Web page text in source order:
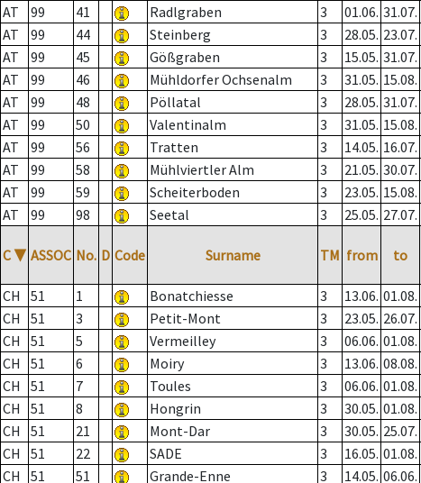
AT
99 41 Radlgraben 3 01.06. 31.07.
AT
99 44 Steinberg 3 28.05. 23.07.
AT
99 45 Gößgraben 3 15.05. 31.07.
AT
99 46 Mühldorfer Ochsenalm 3 31.05. 15.08.
AT
99 48 Pöllatal 3 28.05. 31.07.
AT
99 50 Valentinalm 3 31.05. 15.08.
AT
99 56 Tratten 3 14.05. 16.07.
AT
99 58 Mühlviertler Alm 3 21.05. 30.07.
AT
99 59 Scheiterboden 3 23.05. 15.08.
AT
99 98 Seetal 3 25.05. 27.07.
C ▼ ASSOC No. D Code Surname TM from to
CH
51 1 Bonatchiesse 3 13.06. 01.08.
CH
51 3 Petit-Mont 3 23.05. 26.07.
CH
51 5 Vermeilley 3 06.06. 01.08.
CH
51 6 Moiry 3 13.06. 08.08.
CH
51 7 Toules 3 06.06. 01.08.
CH
51 8 Hongrin 3 30.05. 01.08.
CH
51 21 Mont-Dar 3 30.05. 25.07.
CH
51 22 SADE 3 16.05. 01.08.
CH
51 51 Grande-Enne 3 14.05. 06.06.